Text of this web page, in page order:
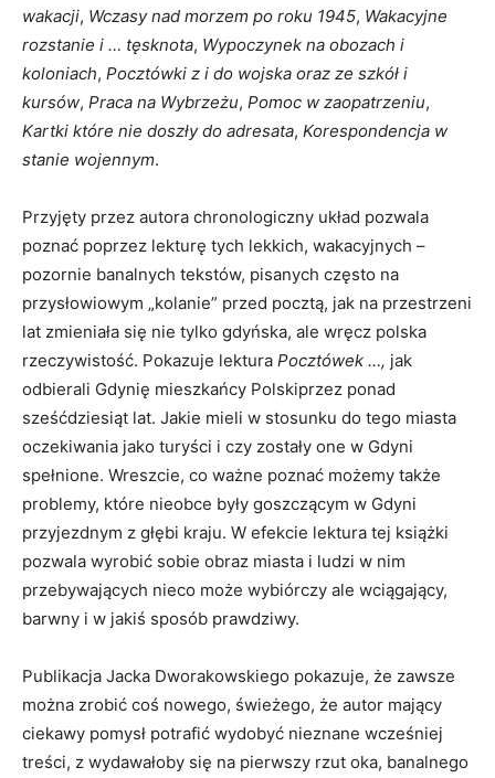
wakacji, Wczasy nad morzem po roku 1945, Wakacyjne
rozstanie i … tęsknota, Wypoczynek na obozach i
koloniach, Pocztówki z i do wojska oraz ze szkół i
kursów, Praca na Wybrzeżu, Pomoc w zaopatrzeniu,
Kartki które nie doszły do adresata, Korespondencja w
stanie wojennym.
Przyjęty przez autora chronologiczny układ pozwala
poznać poprzez lekturę tych lekkich, wakacyjnych –
pozornie banalnych tekstów, pisanych często na
przysłowiowym „kolanie” przed pocztą, jak na przestrzeni
lat zmieniała się nie tylko gdyńska, ale wręcz polska
rzeczywistość. Pokazuje lektura Pocztówek …, jak
odbierali Gdynię mieszkańcy Polskiprzez ponad
sześćdziesiąt lat. Jakie mieli w stosunku do tego miasta
oczekiwania jako turyści i czy zostały one w Gdyni
spełnione. Wreszcie, co ważne poznać możemy także
problemy, które nieobce były goszczącym w Gdyni
przyjezdnym z głębi kraju. W efekcie lektura tej książki
pozwala wyrobić sobie obraz miasta i ludzi w nim
przebywających nieco może wybiórczy ale wciągający,
barwny i w jakiś sposób prawdziwy.
Publikacja Jacka Dworakowskiego pokazuje, że zawsze
można zrobić coś nowego, świeżego, że autor mający
ciekawy pomysł potrafić wydobyć nieznane wcześniej
treści, z wydawałoby się na pierwszy rzut oka, banalnego